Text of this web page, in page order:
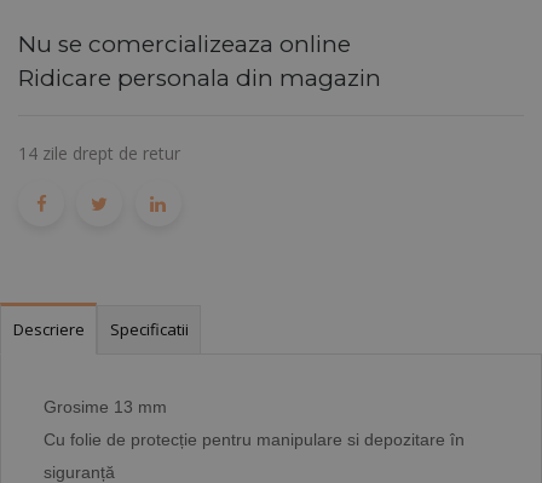
Nu se comercializeaza online
Ridicare personala din magazin
14 zile drept de retur
Descriere Specificatii
Grosime 13 mm
Cu folie de protecție pentru manipulare si depozitare în
siguranță